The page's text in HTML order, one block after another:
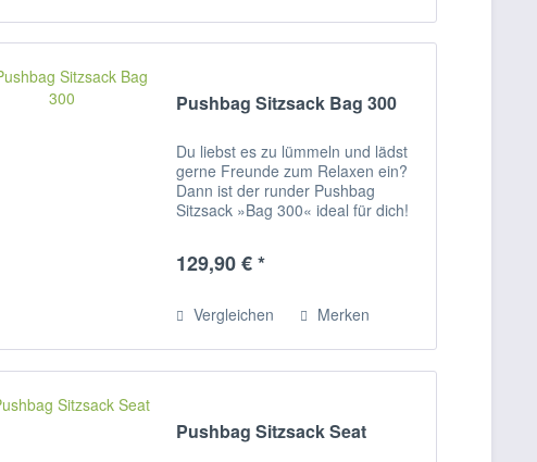
Pushbag Sitzsack Bag 300
Du liebst es zu lümmeln und lädst
gerne Freunde zum Relaxen ein?
Dann ist der runder Pushbag
Sitzsack »Bag 300« ideal für dich!
und Erwachsene jeder Körperform
129,90 € *
Vergleichen Merken
Pushbag Sitzsack Seat